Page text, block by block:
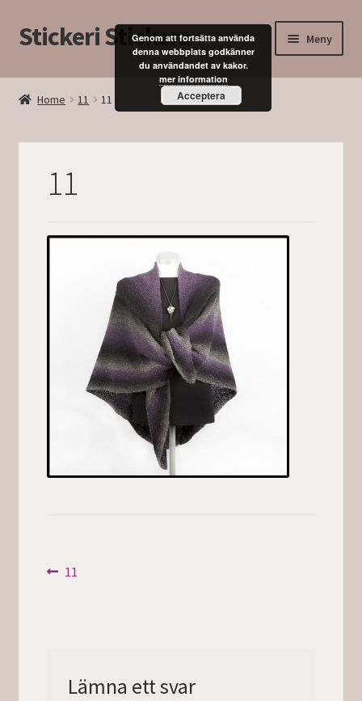
Hoppa
till
Hoppa
till
Stickeri Stickera Meny
Hem
Home 11 11
11
Inläggsnavigering
Föregående
11
Lämna ett svar
Genom att fortsätta använda
denna webbplats godkänner
du användandet av kakor.
mer information
Acceptera